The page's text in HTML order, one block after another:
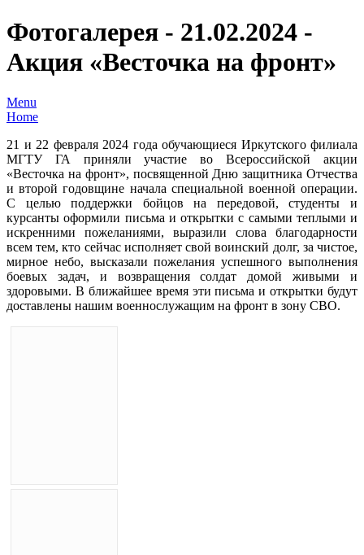
Фотогалерея - 21.02.2024 -
Акция «Весточка на фронт»
Menu
Home
21 и 22 февраля 2024 года обучающиеся Иркутского филиала
МГТУ ГА приняли участие во Всероссийской акции
«Весточка на фронт», посвященной Дню защитника Отчества
и второй годовщине начала специальной военной операции.
С целью поддержки бойцов на передовой, студенты и
курсанты оформили письма и открытки с самыми теплыми и
искренними пожеланиями, выразили слова благодарности
всем тем, кто сейчас исполняет свой воинский долг, за чистое,
мирное небо, высказали пожелания успешного выполнения
боевых задач, и возвращения солдат домой живыми и
здоровыми. В ближайшее время эти письма и открытки будут
доставлены нашим военнослужащим на фронт в зону СВО.